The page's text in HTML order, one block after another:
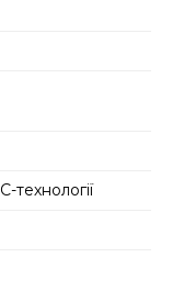
технології